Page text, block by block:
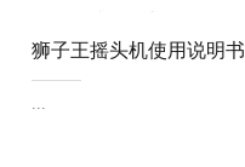
狮子王摇头机使用说明书